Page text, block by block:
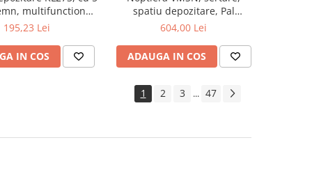
multifunctional,
natur
195,23 Lei
IN COS
spatiu depozitare, Pal
Melaminat, insertii MDF, Nuc
604,00 Lei
ADAUGA IN COS
1 2 3 ... 47